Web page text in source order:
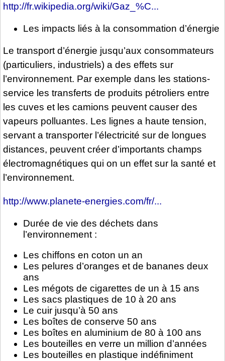
http://fr.wikipedia.org/wiki/Gaz_%C...
Les impacts liés à la consommation d’énergie
Le transport d’énergie jusqu’aux consommateurs
(particuliers, industriels) a des effets sur
l’environnement. Par exemple dans les stations-
service les transferts de produits pétroliers entre
les cuves et les camions peuvent causer des
vapeurs polluantes. Les lignes a haute tension,
servant a transporter l’électricité sur de longues
distances, peuvent créer d’importants champs
électromagnétiques qui on un effet sur la santé et
l’environnement.
http://www.planete-energies.com/fr/...
Durée de vie des déchets dans
l’environnement :
Les chiffons en coton un an
Les pelures d’oranges et de bananes deux
ans
Les mégots de cigarettes de un à 15 ans
Les sacs plastiques de 10 à 20 ans
Le cuir jusqu’à 50 ans
Les boîtes de conserve 50 ans
Les boîtes en aluminium de 80 à 100 ans
Les bouteilles en verre un million d’années
Les bouteilles en plastique indéfiniment